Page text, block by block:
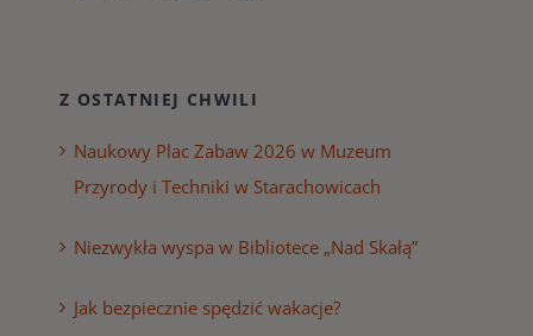
Z OSTATNIEJ CHWILI
Naukowy Plac Zabaw 2026 w Muzeum
Przyrody i Techniki w Starachowicach
Niezwykła wyspa w Bibliotece „Nad Skałą”
Jak bezpiecznie spędzić wakacje?